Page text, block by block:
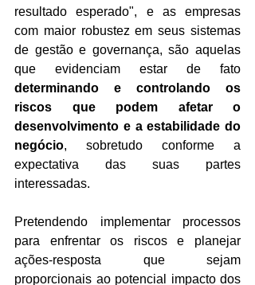
resultado esperado", e as empresas
com maior robustez em seus sistemas
de gestão e governança, são aquelas
determinando e controlando os
riscos que podem afetar o
desenvolvimento e a estabilidade do
negócio, sobretudo conforme a
expectativa das suas partes
interessadas.
Pretendendo implementar processos
para enfrentar os riscos e planejar
ações-resposta que sejam
proporcionais ao potencial impacto dos